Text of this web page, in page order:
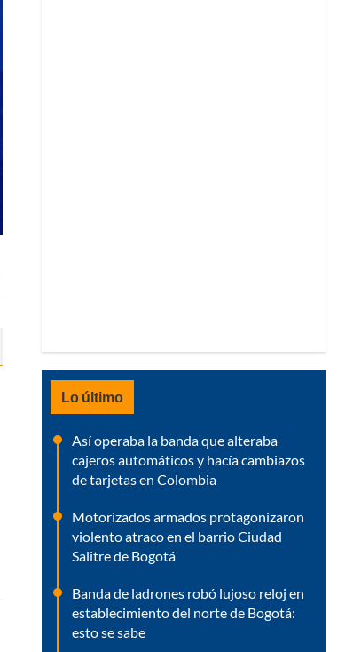
Lo último
Así operaba la banda que alteraba
cajeros automáticos y hacía cambiazos
de tarjetas en Colombia
Motorizados armados protagonizaron
violento atraco en el barrio Ciudad
Salitre de Bogotá
Banda de ladrones robó lujoso reloj en
establecimiento del norte de Bogotá:
esto se sabe